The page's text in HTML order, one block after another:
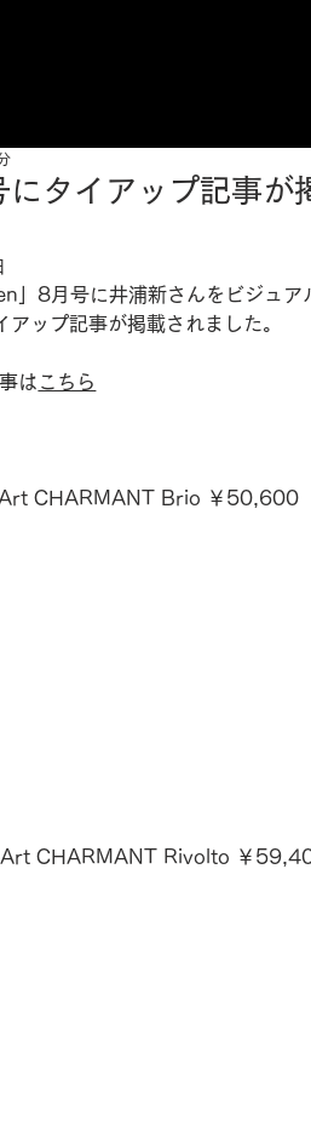
にタイアップ記事が
」8月号に井浦新さんをビジュア
アップ記事が掲載されました。
は こちら
CHARMANT Brio ￥50,600
CHARMANT Rivolto ￥